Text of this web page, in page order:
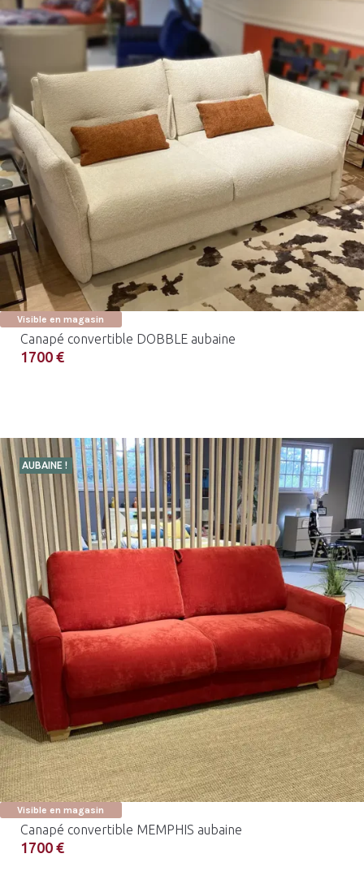
Visible en magasin
Canapé convertible DOBBLE aubaine
1700 €
AUBAINE !
Visible en magasin
Canapé convertible MEMPHIS aubaine
1700 €